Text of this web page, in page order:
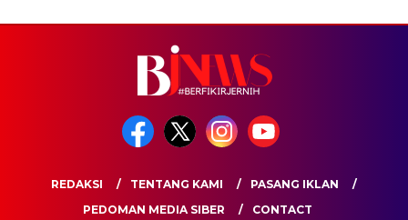
REDAKSI TENTANG KAMI
PASANG IKLAN
PEDOMAN MEDIA SIBER
CONTACT